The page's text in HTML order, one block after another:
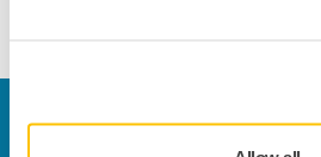
Vegye fel velünk a